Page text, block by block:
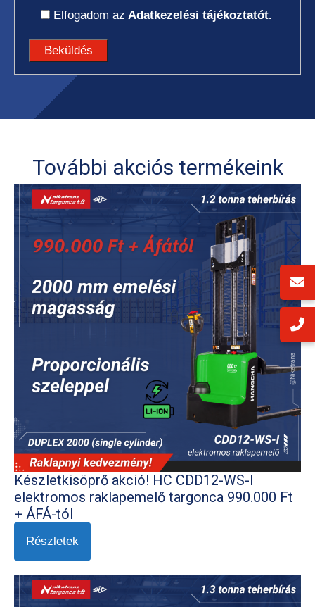
Elfogadom az Adatkezelési tájékoztatót.
További akciós termékeink
Készletkisöprő akció! HC CDD12-WS-I
elektromos raklapemelő targonca 990.000 Ft
+ ÁFÁ-tól
Részletek